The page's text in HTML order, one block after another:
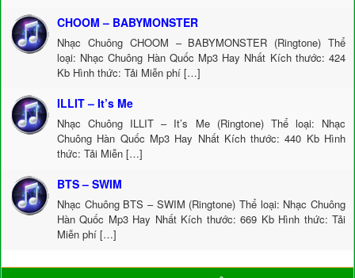
CHOOM – BABYMONSTER
Nhạc Chuông CHOOM – BABYMONSTER (Ringtone) Thể
loại: Nhạc Chuông Hàn Quốc Mp3 Hay Nhất Kích thước: 424
Kb Hình thức: Tải Miễn phí […]
ILLIT – It’s Me
Nhạc Chuông ILLIT – It’s Me (Ringtone) Thể loại: Nhạc
Chuông Hàn Quốc Mp3 Hay Nhất Kích thước: 440 Kb Hình
thức: Tải Miễn […]
BTS – SWIM
Nhạc Chuông BTS – SWIM (Ringtone) Thể loại: Nhạc Chuông
Hàn Quốc Mp3 Hay Nhất Kích thước: 669 Kb Hình thức: Tải
Miễn phí […]